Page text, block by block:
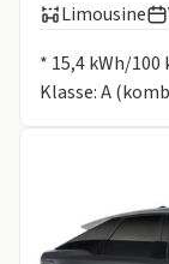
Limousine
* 15,4 kWh/100
Klasse: A